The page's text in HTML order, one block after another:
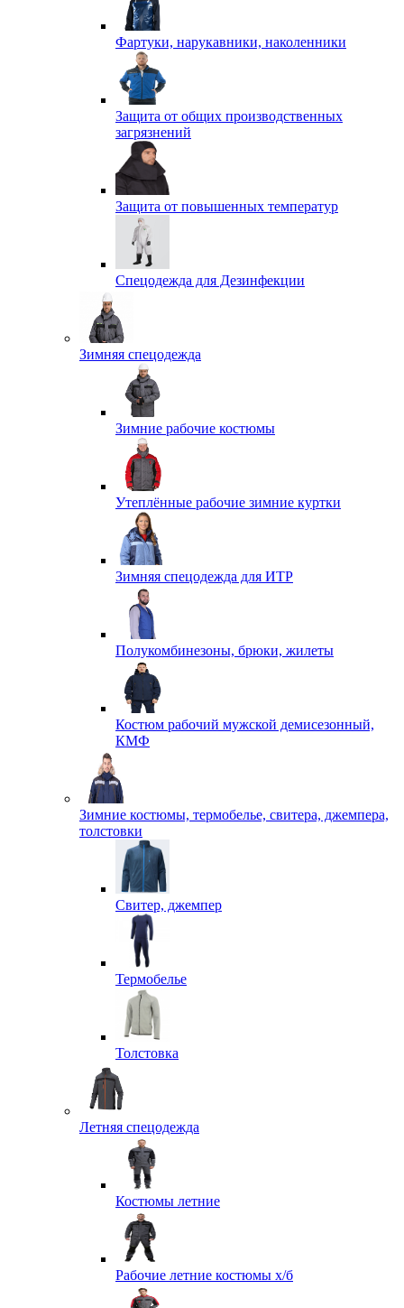
Фартуки, нарукавники, наколенники
Защита от общих производственных
загрязнений
Защита от повышенных температур
Спецодежда для Дезинфекции
Зимняя спецодежда
Зимние рабочие костюмы
Утеплённые рабочие зимние куртки
Зимняя спецодежда для ИТР
Полукомбинезоны, брюки, жилеты
Костюм рабочий мужской демисезонный,
КМФ
Зимние костюмы, термобелье, свитера, джемпера,
толстовки
Свитер, джемпер
Термобелье
Толстовка
Летняя спецодежда
Костюмы летние
Рабочие летние костюмы х/б